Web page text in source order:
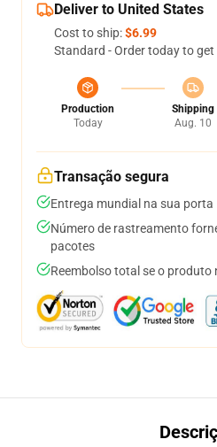
Deliver to United States
Cost to ship:$6.99
Standard - Order today to get
Production
Today
Shipping
Aug. 10
Transação segura
Entrega mundial na sua porta
Número de rastreamento
pacotes
Reembolso total se o produto